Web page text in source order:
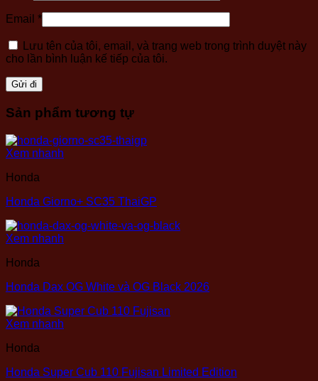
Email *
Lưu tên của tôi, email, và trang web trong trình duyệt này
cho lần bình luận kế tiếp của tôi.
Sản phẩm tương tự
Xem nhanh
Honda
Honda Giorno+ SC35 ThaiGP
Xem nhanh
Honda
Honda Dax OG White và OG Black 2026
Xem nhanh
Honda
Honda Super Cub 110 Fujisan Limited Edition